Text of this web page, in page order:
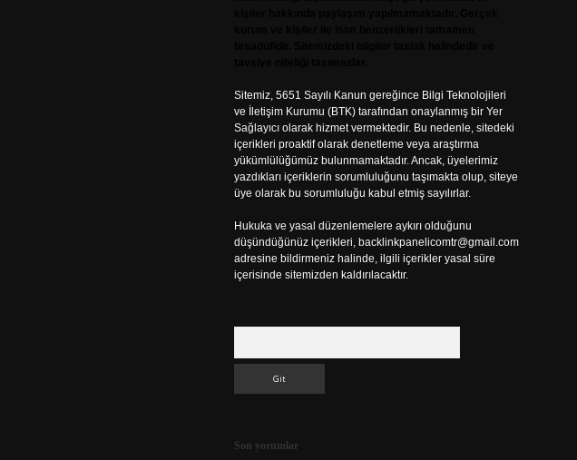
Sitemiz, 5651 Sayılı Kanun gereğince Bilgi Teknolojileri
ve İletişim Kurumu (BTK) tarafından onaylanmış bir Yer
Sağlayıcı olarak hizmet vermektedir. Bu nedenle, sitedeki
içerikleri proaktif olarak denetleme veya araştırma
yükümlülüğümüz bulunmamaktadır. Ancak, üyelerimiz
yazdıkları içeriklerin sorumluluğunu taşımakta olup, siteye
üye olarak bu sorumluluğu kabul etmiş sayılırlar.
Hukuka ve yasal düzenlemelere aykırı olduğunu
düşündüğünüz içerikleri, backlinkpanelicomtr@gmail.com
adresine bildirmeniz halinde, ilgili içerikler yasal süre
içerisinde sitemizden kaldırılacaktır.
Son yorumlar